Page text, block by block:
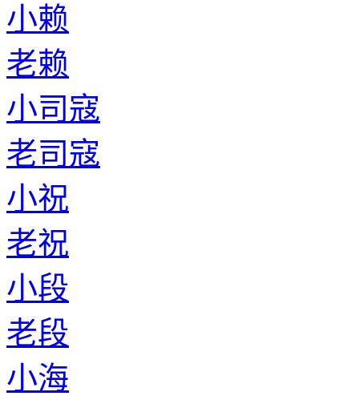
小赖
老赖
小司寇
老司寇
小祝
老祝
小段
老段
小海